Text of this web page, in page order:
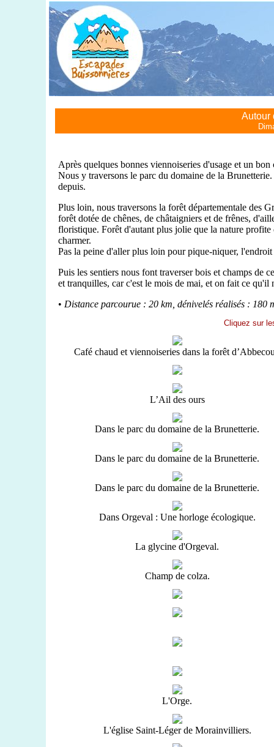
Autour
Après quelques bonnes viennoiseries d'usage et un
Nous y traversons le parc du domaine de la
depuis.
Plus loin, nous traversons la forêt départementale des
forêt dotée de chênes, de châtaigniers et de frênes,
floristique. Forêt d'autant plus jolie que la nature
charmer.
Pas la peine d'aller plus loin pour pique-niquer,
Puis les sentiers nous font traverser bois et champs de
et tranquilles, car c'est le mois de mai, et on fait ce qu'il
• Distance parcourue : 20 km, dénivelés réalisés : 180
Cliquez sur
Café chaud et viennoiseries dans la forêt
L’Ail des ours
Dans le parc du domaine de la Brunetterie.
Dans le parc du domaine de la Brunetterie.
Dans le parc du domaine de la Brunetterie.
Dans Orgeval : Une horloge écologique.
La glycine d'Orgeval.
Champ de colza.
L'Orge.
L'église Saint-Léger de Morainvilliers.